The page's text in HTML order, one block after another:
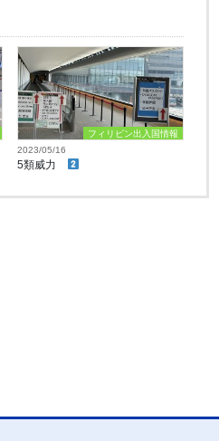
フィリピン出入国情報
2023/05/16
5類威力